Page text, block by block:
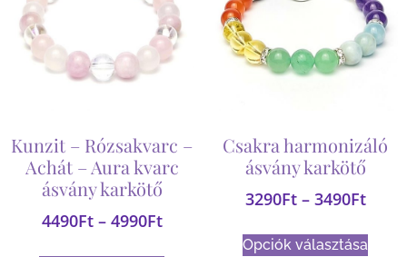
Kunzit – Rózsakvarc –
Achát – Aura kvarc
ásvány karkötő
4490Ft – 4990Ft
Csakra harmonizáló
ásvány karkötő
3290Ft – 3490Ft
Opciók választása